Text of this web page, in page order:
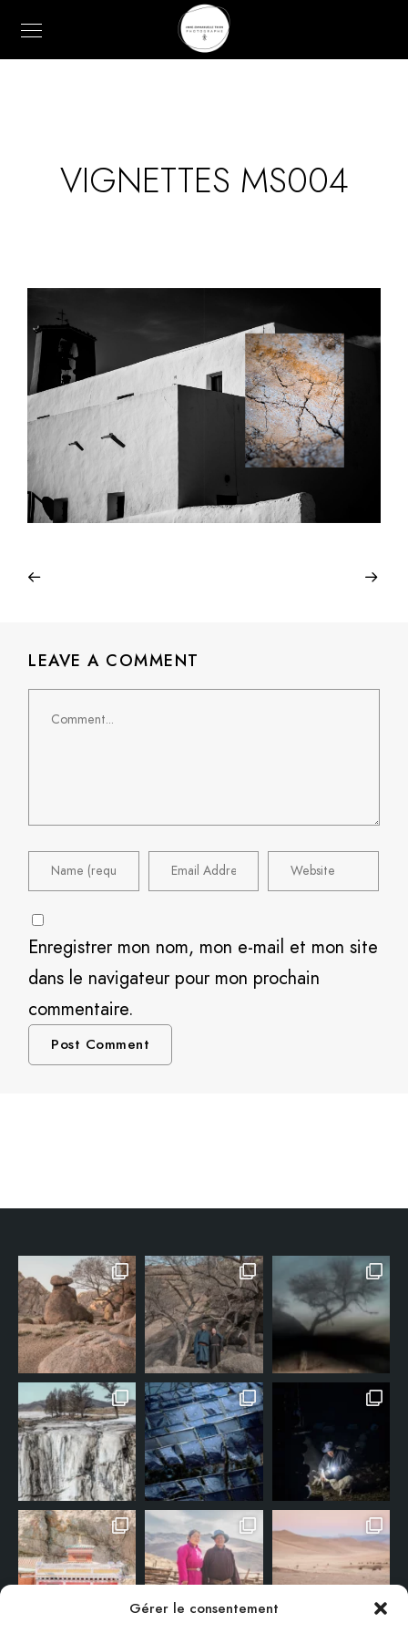
Gérer le consentement
VIGNETTES MS004
LEAVE A COMMENT
Enregistrer mon nom, mon e-mail et mon site
dans le navigateur pour mon prochain
commentaire.